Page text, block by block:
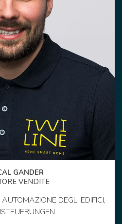
GANDER
VENDITE
DEGLI EDIFICI,